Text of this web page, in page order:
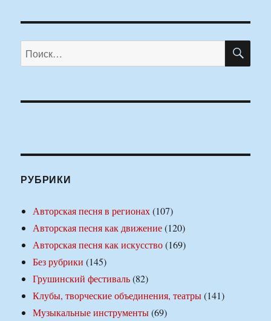
Искать:
РУБРИКИ
Авторская песня в регионах(107)
Авторская песня как движение(120)
Авторская песня как искусство(169)
Без рубрики (145)
Грушинский фестиваль(82)
Клубы, творческие объединения, театры(141)
Музыкальные инструменты(69)